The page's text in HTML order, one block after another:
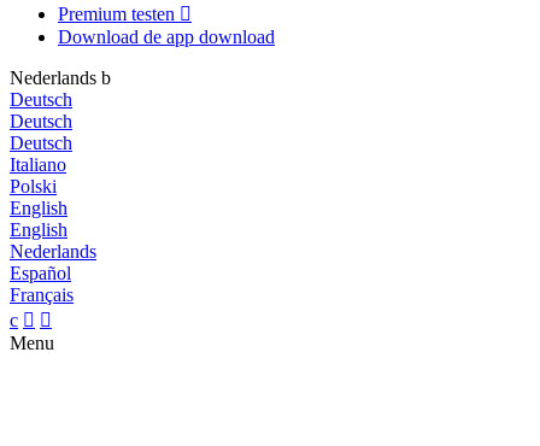
Premium testen 
Download de app download
Nederlands b
Deutsch
Deutsch
Deutsch
Italiano
Polski
English
English
Nederlands
Español
Français
c  
Menu